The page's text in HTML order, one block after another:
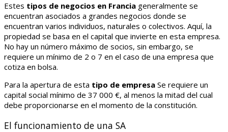
Estes tipos de negocios en Francia generalmente se
encuentran asociados a grandes negocios donde se
encuentran varios individuos, naturales o colectivos. Aquí, la
propiedad se basa en el capital que invierte en esta empresa.
No hay un número máximo de socios, sin embargo, se
requiere un mínimo de 2 o 7 en el caso de una empresa que
cotiza en bolsa.
Para la apertura de esta tipo de empresa Se requiere un
capital social mínimo de 37 000 €, al menos la mitad del cual
debe proporcionarse en el momento de la constitución.
El funcionamiento de una SA